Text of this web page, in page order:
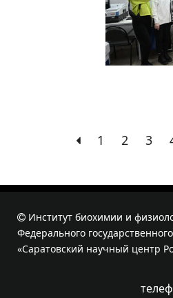
1 2 3
Институт биохимии и
Федерального
«Саратовский научный центр